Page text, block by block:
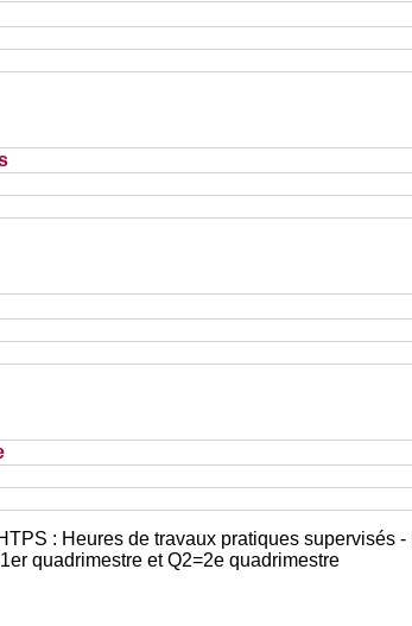
: Heures de travaux pratiques supervisés
quadrimestre et Q2=2e quadrimestre